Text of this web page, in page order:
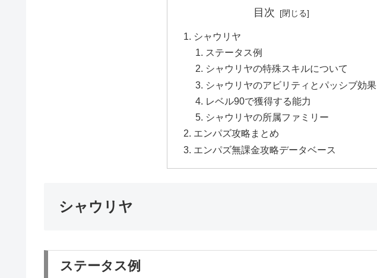
目次
シャウリヤ
ステータス例
シャウリヤの特殊スキルについて
シャウリヤのアビリティとパッシブ効果
レベル90で獲得する能力
シャウリヤの所属ファミリー
エンパズ攻略まとめ
エンパズ無課金攻略データベース
シャウリヤ
ステータス例